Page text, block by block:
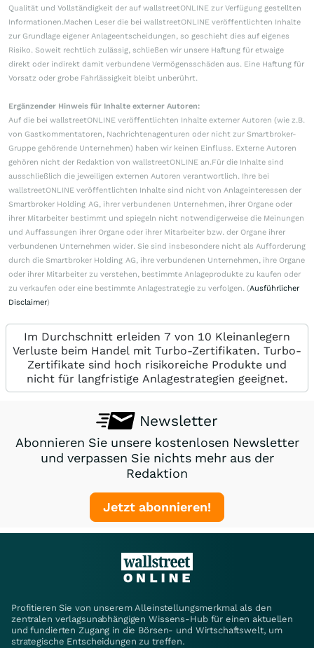
Qualität und Vollständigkeit der auf wallstreetONLINE zur Verfügung gestellten
Informationen.Machen Leser die bei wallstreetONLINE veröffentlichten Inhalte
zur Grundlage eigener Anlageentscheidungen, so geschieht dies auf eigenes
Risiko. Soweit rechtlich zulässig, schließen wir unsere Haftung für etwaige
direkt oder indirekt damit verbundene Vermögensschäden aus. Eine Haftung für
Vorsatz oder grobe Fahrlässigkeit bleibt unberührt.
Ergänzender Hinweis für Inhalte externer Autoren:
Auf die bei wallstreetONLINE veröffentlichten Inhalte externer Autoren (wie z.B.
von Gastkommentatoren, Nachrichtenagenturen oder nicht zur Smartbroker-
Gruppe gehörende Unternehmen) haben wir keinen Einfluss. Externe Autoren
gehören nicht der Redaktion von wallstreetONLINE an.Für die Inhalte sind
ausschließlich die jeweiligen externen Autoren verantwortlich. Ihre bei
wallstreetONLINE veröffentlichten Inhalte sind nicht von Anlageinteressen der
Smartbroker Holding AG, ihrer verbundenen Unternehmen, ihrer Organe oder
ihrer Mitarbeiter bestimmt und spiegeln nicht notwendigerweise die Meinungen
und Auffassungen ihrer Organe oder ihrer Mitarbeiter bzw. der Organe ihrer
verbundenen Unternehmen wider. Sie sind insbesondere nicht als Aufforderung
durch die Smartbroker Holding AG, ihre verbundenen Unternehmen, ihre Organe
oder ihrer Mitarbeiter zu verstehen, bestimmte Anlageprodukte zu kaufen oder
zu verkaufen oder eine bestimmte Anlagestrategie zu verfolgen. (Ausführlicher
Disclaimer)
Im Durchschnitt erleiden 7 von 10 Kleinanlegern
Verluste beim Handel mit Turbo-Zertifikaten. Turbo-
Zertifikate sind hoch risikoreiche Produkte und
nicht für langfristige Anlagestrategien geeignet.
Newsletter
Abonnieren Sie unsere kostenlosen Newsletter
und verpassen Sie nichts mehr aus der
Redaktion
Jetzt abonnieren!
Profitieren Sie von unserem Alleinstellungsmerkmal als den
zentralen verlagsunabhängigen Wissens-Hub für einen aktuellen
und fundierten Zugang in die Börsen- und Wirtschaftswelt, um
strategische Entscheidungen zu treffen.